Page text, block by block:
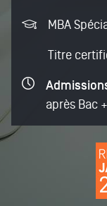
MBA
Titre
après Bac